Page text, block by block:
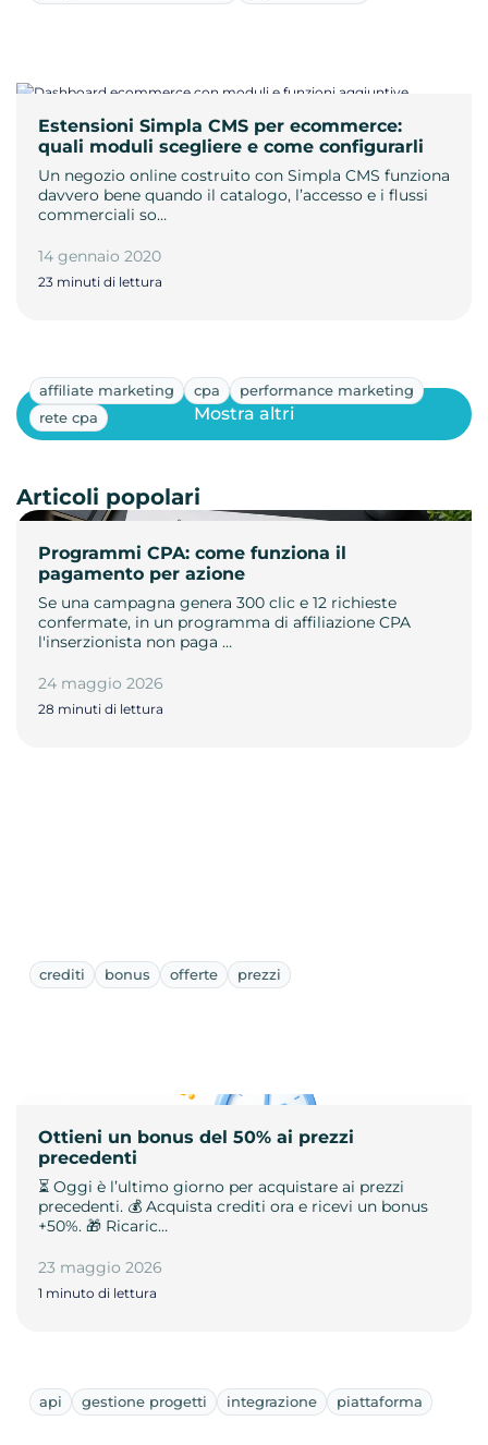
Estensioni Simpla CMS per ecommerce:
quali moduli scegliere e come configurarli
Un negozio online costruito con Simpla CMS funziona
davvero bene quando il catalogo, l’accesso e i flussi
commerciali so…
14 gennaio 2020
23 minuti di lettura
affiliate marketing cpa
performance marketing
rete cpa
Programmi CPA: come funziona il
pagamento per azione
Se una campagna genera 300 clic e 12 richieste
confermate, in un programma di affiliazione CPA
l'inserzionista non paga …
24 maggio 2026
28 minuti di lettura
Mostra altri
Articoli popolari
crediti bonus offerte prezzi
Ottieni un bonus del 50% ai prezzi
precedenti
⏳ Oggi è l’ultimo giorno per acquistare ai prezzi
precedenti. 💰 Acquista crediti ora e ricevi un bonus
+50%. 🎁 Ricaric…
23 maggio 2026
1 minuto di lettura
api gestione progetti integrazione piattaforma